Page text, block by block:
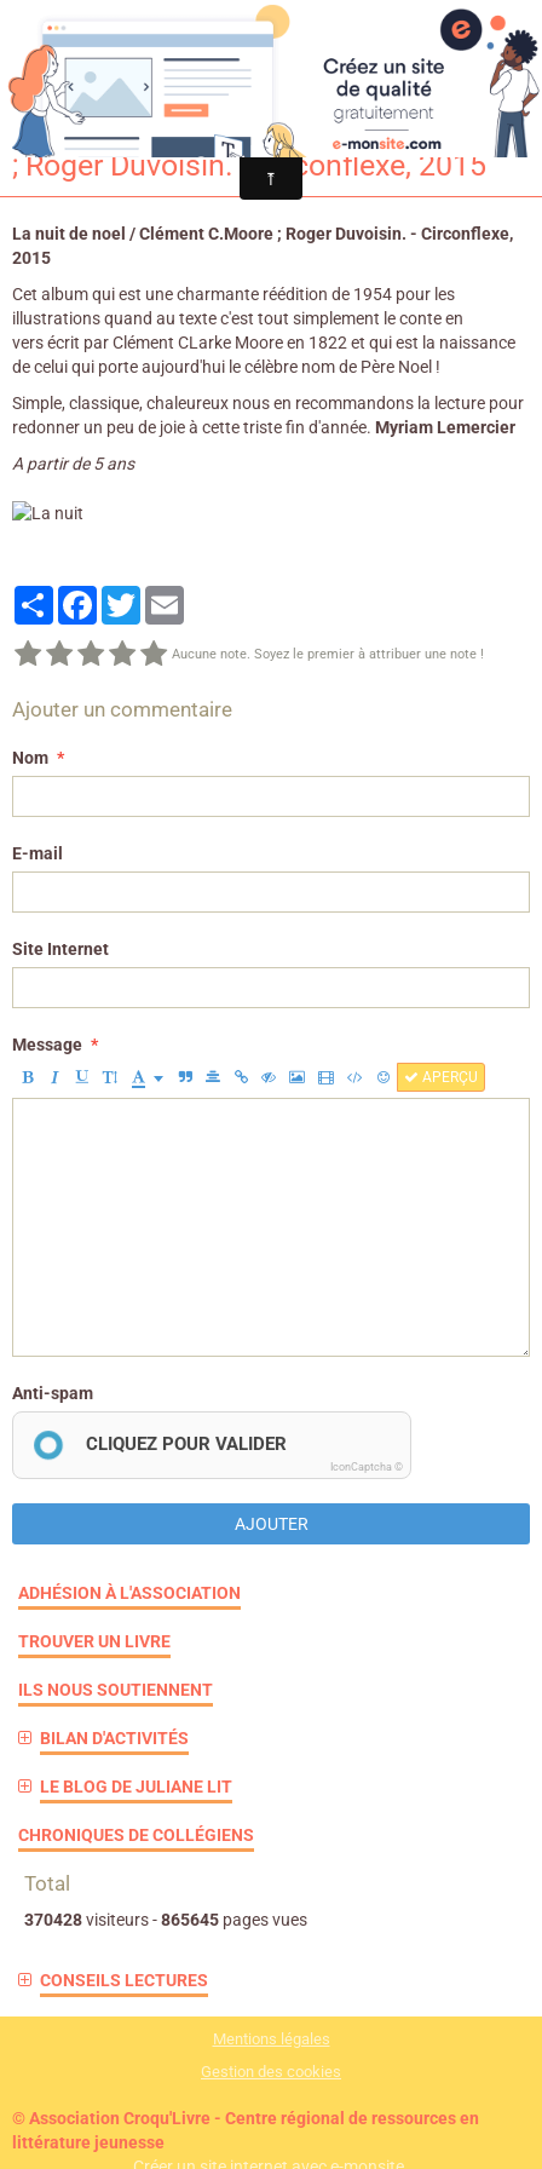
Croqu'livre
La nuit de noel / Clément C.Moore
; Roger Duvoisin. - Circonflexe, 2015
La nuit de noel / Clément C.Moore ; Roger Duvoisin. - Circonflexe,
2015
Cet album qui est une charmante réédition de 1954 pour les
illustrations quand au texte c'est tout simplement le conte en
vers écrit par Clément CLarke Moore en 1822 et qui est la naissance
de celui qui porte aujourd'hui le célèbre nom de Père Noel !
Simple, classique, chaleureux nous en recommandons la lecture pour
redonner un peu de joie à cette triste fin d'année. Myriam Lemercier
A partir de 5 ans
PartagerFacebook
Twitter
Aucune note. Soyez le premier à attribuer une note !
Ajouter un commentaire
Nom
E-mail
Site Internet
Message
APERÇU
Anti-spam
CLIQUEZ POUR VALIDER
IconCaptcha ©
AJOUTER
ADHÉSION À L'ASSOCIATION
TROUVER UN LIVRE
ILS NOUS SOUTIENNENT
BILAN D'ACTIVITÉS
LE BLOG DE JULIANE LIT
CHRONIQUES DE COLLÉGIENS
Total
370428visiteurs -865645 pages vues
CONSEILS LECTURES
Mentions légales
Gestion des cookies
© Association Croqu'Livre - Centre régional de ressources en
littérature jeunesse